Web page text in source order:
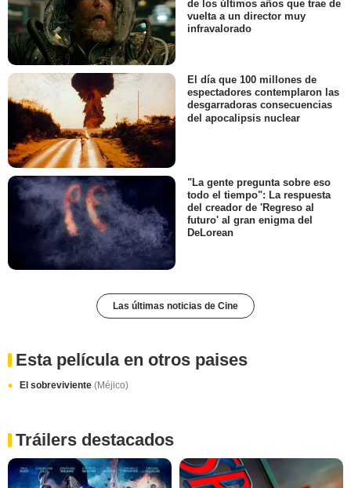
de los últimos años que trae de
vuelta a un director muy
infravalorado
El día que 100 millones de
espectadores contemplaron las
desgarradoras consecuencias
del apocalipsis nuclear
"La gente pregunta sobre eso
todo el tiempo": La respuesta
del creador de 'Regreso al
futuro' al gran enigma del
DeLorean
Las últimas noticias de Cine
Esta película en otros paises
El sobreviviente (Méjico)
Tráilers destacados